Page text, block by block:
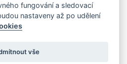
Městský úřad Orlová
fungování a sledovací
nastaveny až po udělení
vše